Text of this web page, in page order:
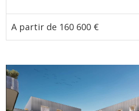
A partir de 160 600 €